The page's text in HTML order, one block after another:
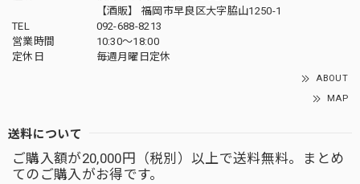
【酒販】 福岡市早良区大字脇山1250-1
TEL
092-688-8213
営業時間
10:30～18:00
定休日
毎週月曜日定休
ABOUT
MAP
送料について
ご購入額が20,000円（税別）以上で送料無料。まとめ
てのご購入がお得です。